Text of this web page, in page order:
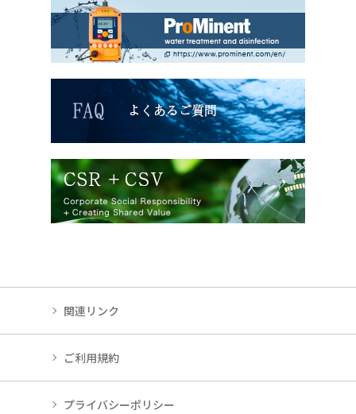
関連リンク
ご利用規約
プライバシーポリシー